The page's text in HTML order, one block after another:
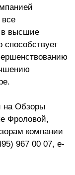
в высшие
способствует
на Обзоры
Фроловой,
компании
967 00 07, e-